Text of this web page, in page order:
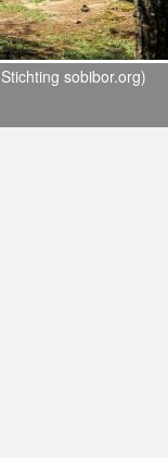
sobibor.org)